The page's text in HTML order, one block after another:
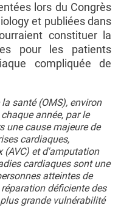
lors du Congrès
et publiées dans
constituer la
pour les patients
compliquée de
santé (OMS), environ
année, par le
une cause majeure de
cardiaques,
(AVC) et d'amputation
cardiaques sont une
atteintes de
déficiente des
grande vulnérabilité